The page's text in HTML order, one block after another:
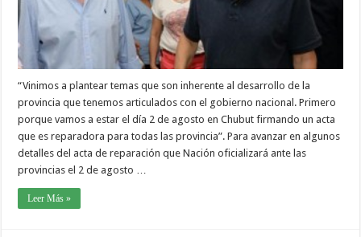
“Vinimos a plantear temas que son inherente al desarrollo de la
provincia que tenemos articulados con el gobierno nacional. Primero
porque vamos a estar el día 2 de agosto en Chubut firmando un acta
que es reparadora para todas las provincia”. Para avanzar en algunos
detalles del acta de reparación que Nación oficializará ante las
provincias el 2 de agosto …
Leer Más »